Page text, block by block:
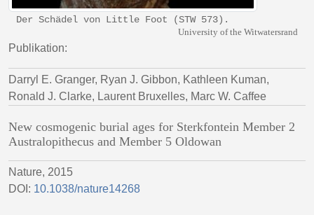
Der Schädel von Little Foot (STW 573).
University of the Witwatersrand
Publikation:
Darryl E. Granger, Ryan J. Gibbon, Kathleen Kuman,
Ronald J. Clarke, Laurent Bruxelles, Marc W. Caffee
New cosmogenic burial ages for Sterkfontein Member 2
Australopithecus and Member 5 Oldowan
Nature, 2015
DOI: 10.1038/nature14268